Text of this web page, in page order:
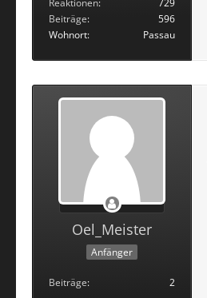
Beiträge
596
Wohnort
Passau
Oel_Meister
Anfänger
Beiträge 2